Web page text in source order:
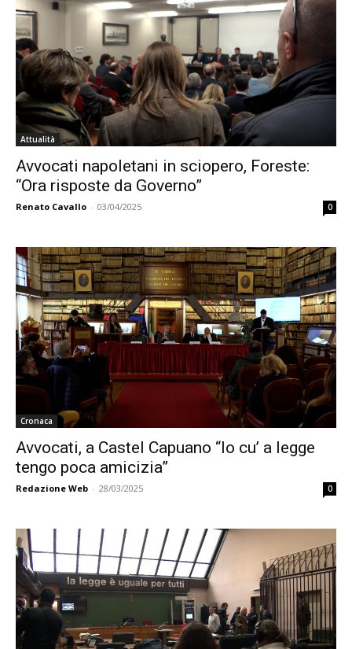
Attualità
Avvocati napoletani in sciopero, Foreste:
“Ora risposte da Governo”
Renato Cavallo - 03/04/2025 0
Cronaca
Avvocati, a Castel Capuano “Io cu’ a legge
tengo poca amicizia”
Redazione Web - 28/03/2025 0